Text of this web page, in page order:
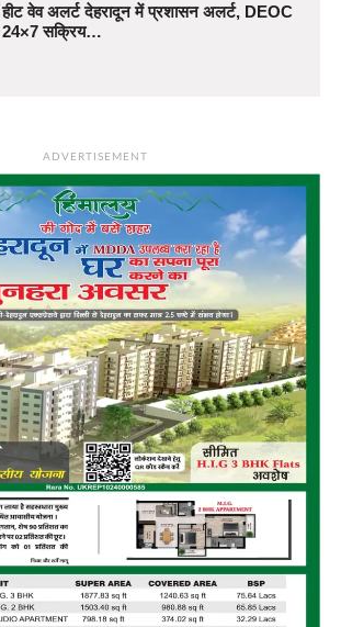
हीट वेव अलर्ट देहरादून में प्रशासन अलर्ट, DEOC
24×7 सक्रिय…
ADVERTISEMENT